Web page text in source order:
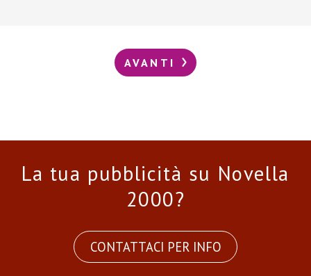
AVANTI
La tua pubblicità su Novella
2000?
CONTATTACI PER INFO